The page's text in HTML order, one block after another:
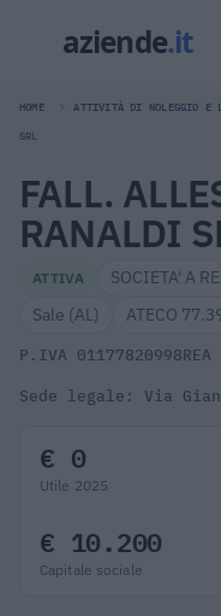
HOME ATTIVITÀ DI NOLEGGIO E
SRL
FALL.
RANALDI
ATTIVA
SOCIETA' A
Sale (AL)
ATECO
P.IVA 01177820998
Sede legale: Via
€ 0
Utile 2025
€ 10.200
Capitale sociale